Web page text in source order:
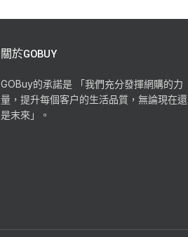
關於GOBUY
GOBuy的承諾是 「我們充分發揮網購的力
量，提升每個客户的生活品質，無論現在還
是末來」。